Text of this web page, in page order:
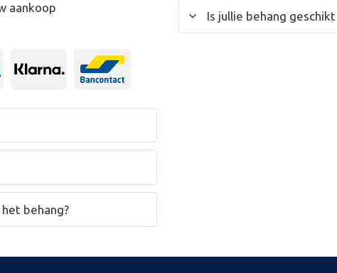
aankoop
behang?
Is jullie behang